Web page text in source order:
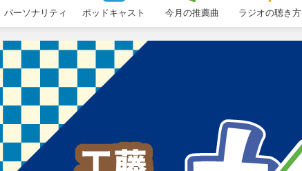
パーソナリティ ポッドキャスト 今月の推薦曲 ラジオの聴き方